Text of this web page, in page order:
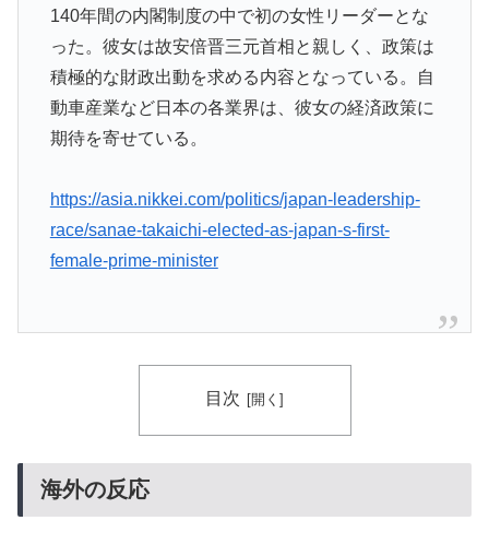
▶ 【画像】フジテレビ2026入社新人アナウンサーwww
日本で婚活する韓国人男性が急増「日本の女性は優し
い」【タイ人の反応】
海外「日本旅行で捺してきたスタンプをクッションカバ
ーにしてみた！」一風変わった日本旅行の記念品のアイ
▶ 韓国人「日本の女子高生のセーラー服と外国人観光客の
関係性」
【海外の反応】なぜイチローはあんなに敬遠四球が多か
▶ 海外「これ美味しい！」米国で一番人気のおフランス製
「日本のパン」に海外が大騒ぎ
英国人「ようこそ」冨安健洋、クリスタルパレス加入が
▶ 【海外の反応】舛添元東京都知事「日本は外国人労働者
の受け入れ準備ができていない」 → 「変化を嫌い過ぎ
140年間の内閣制度の中で初の女性リーダーとな
った。彼女は故安倍晋三元首相と親しく、政策は
積極的な財政出動を求める内容となっている。自
動車産業など日本の各業界は、彼女の経済政策に
期待を寄せている。
https://asia.nikkei.com/politics/japan-leadership-
race/sanae-takaichi-elected-as-japan-s-first-
female-prime-minister
目次
海外の反応